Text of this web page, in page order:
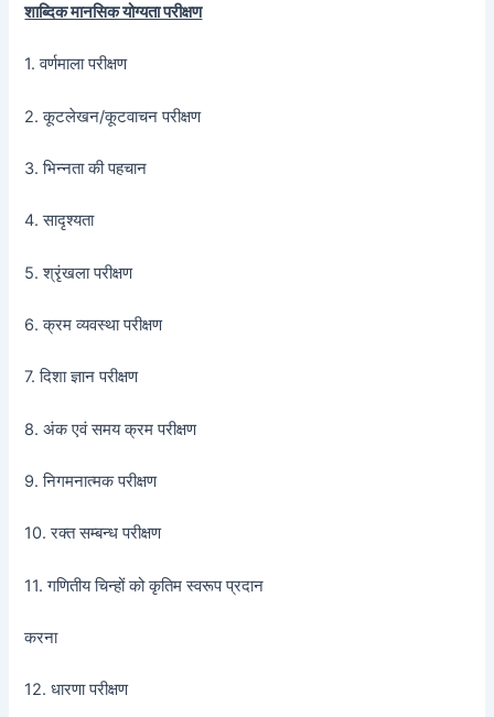
शाब्दिक मानसिक योग्यता परीक्षण
1. वर्णमाला परीक्षण
2. कूटलेखन/कूटवाचन परीक्षण
3. भिन्नता की पहचान
4. सादृश्यता
5. श्रृंखला परीक्षण
6. क्रम व्यवस्था परीक्षण
7. दिशा ज्ञान परीक्षण
8. अंक एवं समय क्रम परीक्षण
9. निगमनात्मक परीक्षण
10. रक्त सम्बन्ध परीक्षण
11. गणितीय चिन्हों को कृतिम स्वरूप प्रदान
करना
12. धारणा परीक्षण